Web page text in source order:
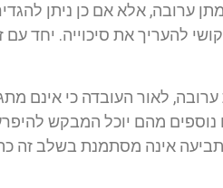
במתן ערובה, אלא אם כן ניתן
להעריך את סיכוייה. יחד
לאור העובדה כי אינם
נוספים מהם יוכל המבקש
אינה מסתמנת בשלב זה